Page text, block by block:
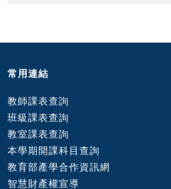
常用連結
教師課表查詢
班級課表查詢
教室課表查詢
本學期開課科目查詢
教育部產學合作資訊網
智慧財產權宣導